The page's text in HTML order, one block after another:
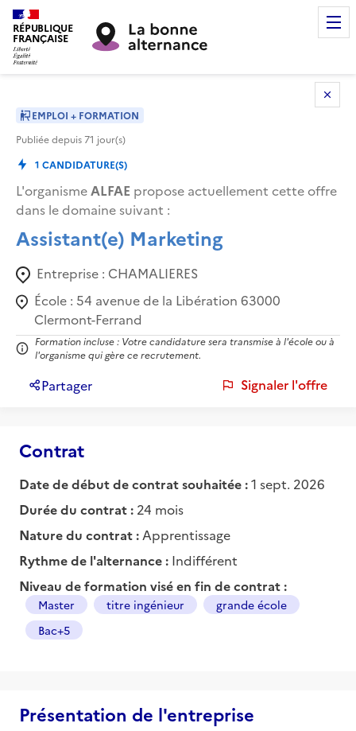
RÉPUBLIQUE
FRANÇAISE
EMPLOI + FORMATION
Publiée depuis71 jour(s)
1 CANDIDATURE(S)
L'organismeALFAE propose actuellement cette offre
dans le domaine suivant :
Assistant(e) Marketing
Entreprise : CHAMALIERES
École : 54 avenue de la Libération 63000
Clermont-Ferrand
Formation incluse : Votre candidature sera transmise à l'école ou à
l'organisme qui gère ce recrutement.
Partager Signaler l'offre
Contrat
Date de début de contrat souhaitée :1 sept. 2026
Durée du contrat : 24 mois
Nature du contrat : Apprentissage
Rythme de l'alternance : Indifférent
Niveau de formation visé en fin de contrat :
Master titre ingénieur
grande école
Bac+5
Présentation de l'entreprise